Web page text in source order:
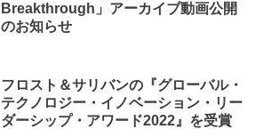
Breakthrough」アーカイブ動画公開
のお知らせ
フロスト＆サリバンの『グローバル・
テクノロジー・イノベーション・リー
ダーシップ・アワード2022』を受賞